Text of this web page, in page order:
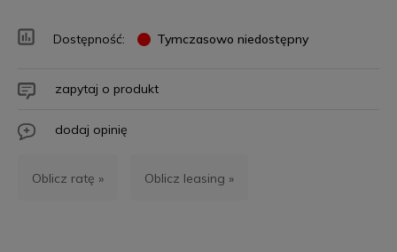
Dostępność: Tymczasowo niedostępny
zapytaj o produkt
dodaj opinię
Oblicz ratę » Oblicz leasing »